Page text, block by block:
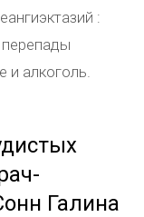
:
перепады
и алкоголь.
Галина